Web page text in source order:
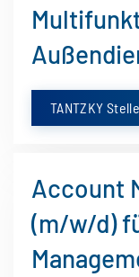
TANTZKY
Account
(m/w/d)